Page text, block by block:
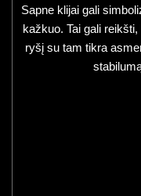
Sapne klijai gali
kažkuo. Tai gali
ryšį su tam tikra